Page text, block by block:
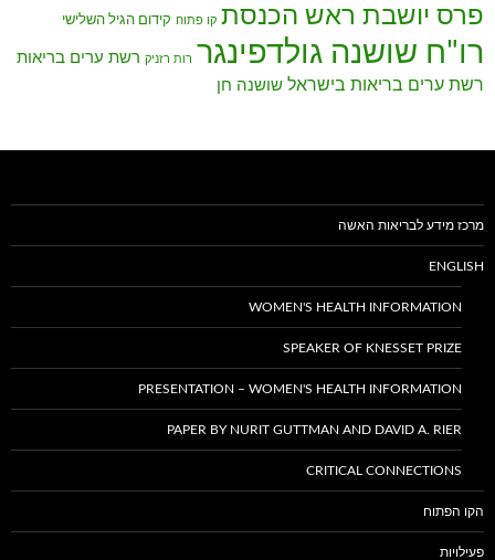
פרס יושבת ראש הכנסת קו פתוח קידום הגיל השלישי
רו"ח שושנה גולדפינגר רות רזניק רשת ערים בריאות
רשת ערים בריאות בישראל שושנה חן
מרכז מידע לבריאות האשה
ENGLISH
WOMEN'S HEALTH INFORMATION
SPEAKER OF KNESSET PRIZE
PRESENTATION – WOMEN'S HEALTH INFORMATION
PAPER BY NURIT GUTTMAN AND DAVID A. RIER
CRITICAL CONNECTIONS
הקו הפתוח
פעילויות